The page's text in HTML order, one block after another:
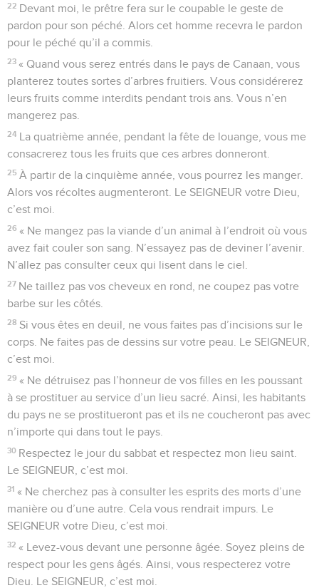
22 Devant moi, le prêtre fera sur le coupable le geste de
pardon pour son péché. Alors cet homme recevra le pardon
pour le péché qu’il a commis.
23 « Quand vous serez entrés dans le pays de Canaan, vous
planterez toutes sortes d’arbres fruitiers. Vous considérerez
leurs fruits comme interdits pendant trois ans. Vous n’en
mangerez pas.
24 La quatrième année, pendant la fête de louange, vous me
consacrerez tous les fruits que ces arbres donneront.
25 À partir de la cinquième année, vous pourrez les manger.
Alors vos récoltes augmenteront. Le SEIGNEUR votre Dieu,
c’est moi.
26 « Ne mangez pas la viande d’un animal à l’endroit où vous
avez fait couler son sang. N’essayez pas de deviner l’avenir.
N’allez pas consulter ceux qui lisent dans le ciel.
27 Ne taillez pas vos cheveux en rond, ne coupez pas votre
barbe sur les côtés.
28 Si vous êtes en deuil, ne vous faites pas d’incisions sur le
corps. Ne faites pas de dessins sur votre peau. Le SEIGNEUR,
c’est moi.
29 « Ne détruisez pas l’honneur de vos filles en les poussant
à se prostituer au service d’un lieu sacré. Ainsi, les habitants
du pays ne se prostitueront pas et ils ne coucheront pas avec
n’importe qui dans tout le pays.
30 Respectez le jour du sabbat et respectez mon lieu saint.
Le SEIGNEUR, c’est moi.
31 « Ne cherchez pas à consulter les esprits des morts d’une
manière ou d’une autre. Cela vous rendrait impurs. Le
SEIGNEUR votre Dieu, c’est moi.
32 « Levez-vous devant une personne âgée. Soyez pleins de
respect pour les gens âgés. Ainsi, vous respecterez votre
Dieu. Le SEIGNEUR, c’est moi.